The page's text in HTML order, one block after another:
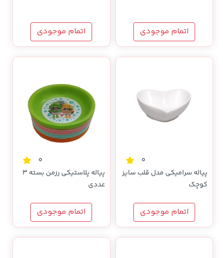
اتمام موجودی اتمام موجودی
0
پیاله سرامیکی مدل قلب سایز
کوچک
اتمام موجودی
0
پیاله پلاستیکی رزمن بسته 3
عددی
اتمام موجودی